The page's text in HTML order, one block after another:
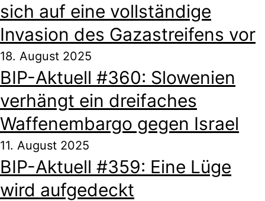
sich auf eine vollständige
Invasion des Gazastreifens vor
18. August 2025
BIP-Aktuell #360: Slowenien
verhängt ein dreifaches
Waffenembargo gegen Israel
11. August 2025
BIP-Aktuell #359: Eine Lüge
wird aufgedeckt